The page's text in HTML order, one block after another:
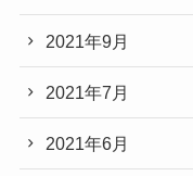
2021年9月
2021年7月
2021年6月